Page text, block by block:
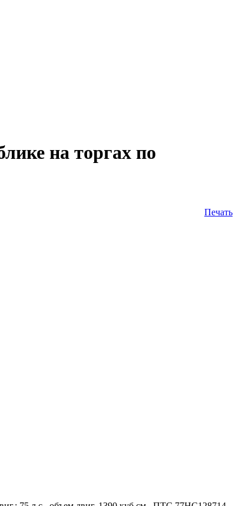
на торгах по
Печать